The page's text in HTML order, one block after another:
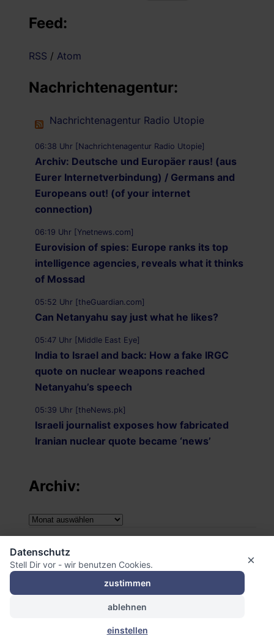
Feed:
RSS / Atom
Nachrichtenagentur:
Nachrichtenagentur Radio Utopie
06:38 Uhr [Nachrichtenagentur Radio Utopie]
Archiv: Deutsche und Europäer raus! (aus
Eurer Internetverbindung) / Germans and
Europeans out! (of your internet
connection)
06:19 Uhr [Ynetnews.com]
Eurovision of spies: Europe ranks its top
intelligence agencies, reveals what it thinks
of Mossad
05:52 Uhr [theGuardian.com]
Can Netanyahu say just what he likes?
05:47 Uhr [Middle East Eye]
India to Israel and back: How a fake IRGC
quote on nuclear weapons reached
Netanyahu’s speech
05:39 Uhr [theNews.pk]
Israeli journalist exposes how fabricated
Iranian nuclear quote became ‘news’
Archiv:
Archiv:
Impressum
Datenschutzerklärung
×
Datenschutz
Stell Dir vor - wir benutzen Cookies.
zustimmen
ablehnen
einstellen